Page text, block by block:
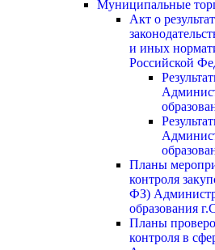
Муниципальные
Акт о
и иных
Российской
Планы
контроля
ФЗ)
образования
Планы
контроля в